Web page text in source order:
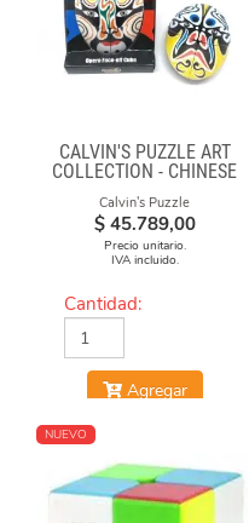
CALVIN'S PUZZLE ART
COLLECTION - CHINESE
OPERA FACE-OFF CUBE
(GREEN & YELLOW
MASKS)
Calvin's Puzzle
$ 45.789,00
Precio unitario.
IVA incluido.
Cantidad:
Agregar
NUEVO